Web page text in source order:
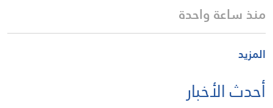
منذ ساعة واحدة
المزيد
أحدث الأخبار